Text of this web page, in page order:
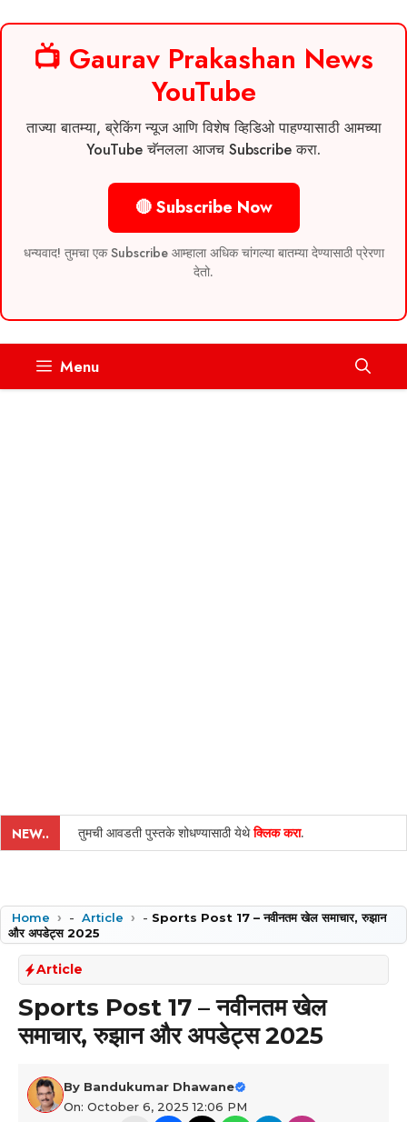
📺 Gaurav Prakashan News
YouTube
ताज्या बातम्या, ब्रेकिंग न्यूज आणि विशेष व्हिडिओ पाहण्यासाठी आमच्या
YouTube चॅनलला आजच Subscribe करा.
🔴 Subscribe Now
धन्यवाद! तुमचा एक Subscribe आम्हाला अधिक चांगल्या बातम्या देण्यासाठी प्रेरणा
देतो.
Menu
NEW.. तुमची आवडती पुस्तके शोधण्यासाठी येथेक्लिक करा.
Home - Article - Sports Post 17 – नवीनतम खेल समाचार, रुझान
और अपडेट्स 2025
Article
Sports Post 17 – नवीनतम खेल
समाचार, रुझान और अपडेट्स 2025
By Bandukumar Dhawane
On: October 6, 2025 12:06 PM